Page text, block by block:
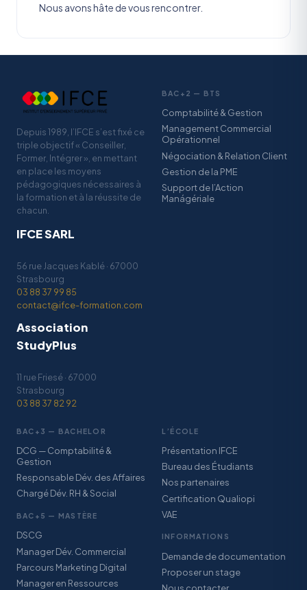
Nous avons hâte de vous rencontrer.
Depuis 1989, l’IFCE s’est fixé ce
triple objectif « Conseiller,
Former, Intégrer », en mettant
en place les moyens
pédagogiques nécessaires à
la formation et à la réussite de
chacun.
IFCE SARL
56 rue Jacques Kablé · 67000
Strasbourg
03 88 37 99 85
contact@ifce-formation.com
Association
StudyPlus
11 rue Friesé · 67000
Strasbourg
03 88 37 82 92
BAC+2 — BTS
Comptabilité & Gestion
Management Commercial
Opérationnel
Négociation & Relation Client
Gestion de la PME
Support de l’Action
Manágériale
BAC+3 — BACHELOR
DCG — Comptabilité &
Gestion
Responsable Dév. des Affaires
Chargé Dév. RH & Social
BAC+5 — MASTÈRE
DSCG
Manager Dév. Commercial
Parcours Marketing Digital
Manager en Ressources
L’ÉCOLE
Présentation IFCE
Bureau des Étudiants
Nos partenaires
Certification Qualiopi
VAE
INFORMATIONS
Demande de documentation
Proposer un stage